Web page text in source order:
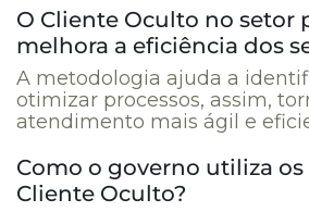
O Cliente Oculto no setor
melhora a eficiência dos
A metodologia ajuda a
otimizar processos, assim,
atendimento mais ágil e
Como o governo utiliza
Cliente Oculto?